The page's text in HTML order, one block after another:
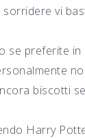
vi
se preferite
biscotti
Harry